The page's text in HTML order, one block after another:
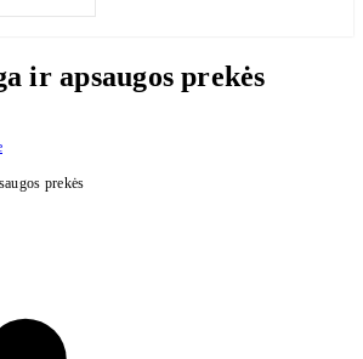
ir apsaugos prekės
prekės